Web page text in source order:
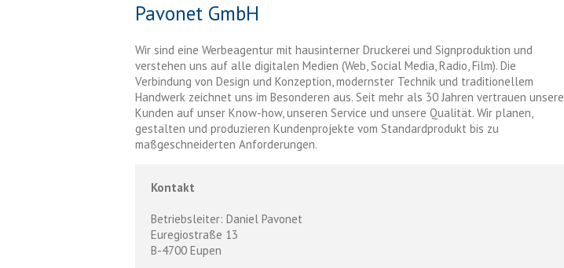
Pavonet GmbH
Wir sind eine Werbeagentur mit hausinterner Druckerei und Signproduktion und
verstehen uns auf alle digitalen Medien (Web, Social Media, Radio, Film). Die
Verbindung von Design und Konzeption, modernster Technik und traditionellem
Handwerk zeichnet uns im Besonderen aus. Seit mehr als 30 Jahren vertrauen unsere
Kunden auf unser Know-how, unseren Service und unsere Qualität. Wir planen,
gestalten und produzieren Kundenprojekte vom Standardprodukt bis zu
maßgeschneiderten Anforderungen.
Kontakt
Betriebsleiter: Daniel Pavonet
Euregiostraße 13
B-4700 Eupen